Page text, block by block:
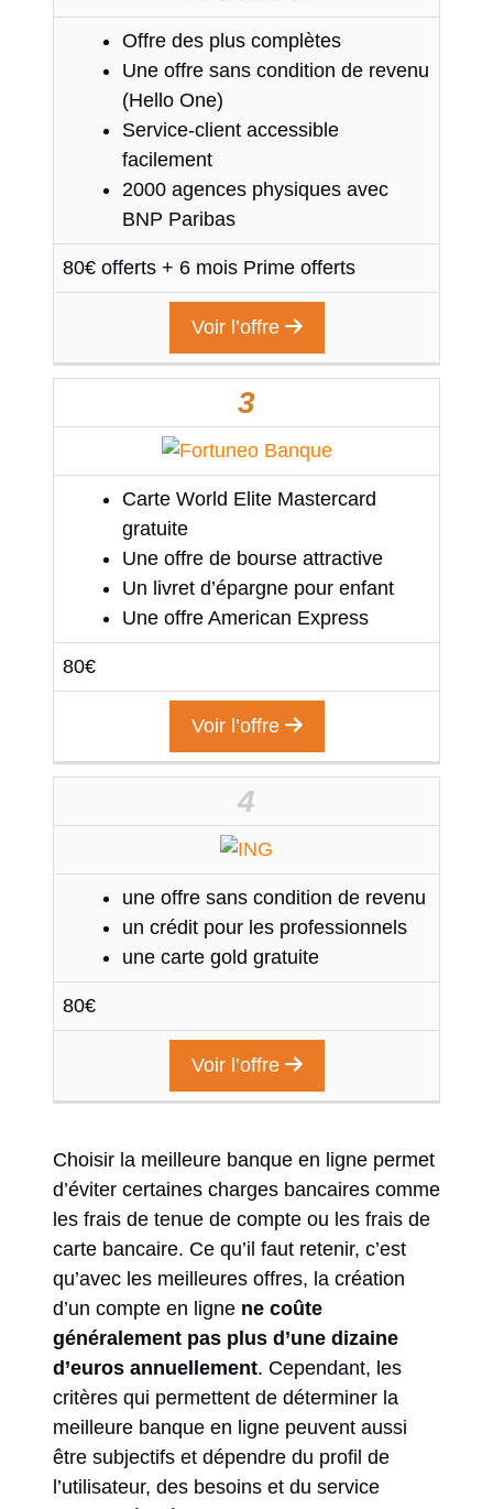
Offre des plus complètes
Une offre sans condition de revenu
(Hello One)
Service-client accessible
facilement
2000 agences physiques avec
BNP Paribas
80€ offerts + 6 mois Prime offerts
Voir l’offre
3
Carte World Elite Mastercard
gratuite
Une offre de bourse attractive
Un livret d’épargne pour enfant
Une offre American Express
80€
Voir l’offre
4
une offre sans condition de revenu
un crédit pour les professionnels
une carte gold gratuite
80€
Voir l’offre
Choisir la meilleure banque en ligne permet
d’éviter certaines charges bancaires comme
les frais de tenue de compte ou les frais de
carte bancaire. Ce qu’il faut retenir, c’est
qu’avec les meilleures offres, la création
d’un compte en ligne ne coûte
généralement pas plus d’une dizaine
d’euros annuellement. Cependant, les
critères qui permettent de déterminer la
meilleure banque en ligne peuvent aussi
être subjectifs et dépendre du profil de
l’utilisateur, des besoins et du service